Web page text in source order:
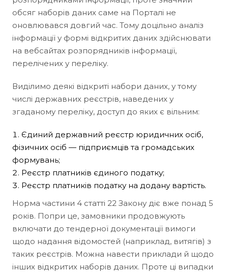
обсяг наборів даних саме на Порталі не
оновлювався довгий час. Тому доцільно аналіз
інформації у формі відкритих даних здійснювати
на вебсайтах розпорядників інформації,
перелічених у переліку.
Виділимо деякі відкриті набори даних, у тому
числі державних реєстрів, наведених у
згаданому переліку, доступ до яких є вільним:
Єдиний державний реєстр юридичних осіб,
фізичних осіб — підприємців та громадських
формувань;
Реєстр платників єдиного податку;
Реєстр платників податку на додану вартість.
Норма частини 4 статті 22 Закону діє вже понад 5
років. Попри це, замовники продовжують
включати до тендерної документації вимоги
щодо надання відомостей (наприклад, витягів) з
таких реєстрів. Можна навести приклади й щодо
інших відкритих наборів даних. Проте ці випадки